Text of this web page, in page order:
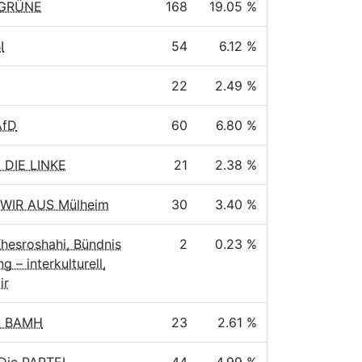
168 19.05 %
54 6.12 %
22 2.49 %
60 6.80 %
LINKE 21 2.38 %
AUS Mülheim 30 3.40 %
Bündnis
– interkulturell,
2 0.23 %
BAMH 23 2.61 %